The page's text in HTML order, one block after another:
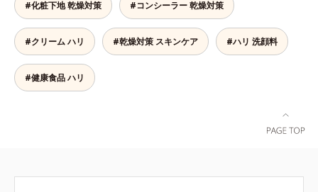
後半：3人、30代前半：1人、30代
後半：4人、40代前半：1人）*3 肌
の乾燥によるくすみ、キメの乱れを
シルヘスペリジン*6 肌にうるおい
とハリを与える植物性保湿成分＝ゲ
予防。朝の“ピーク肌”が長時間続き
ます。UVカット効果と肌をトーン
アップさせる効果(*4)があり、朝の
メイク前のスキンケアにぴったり。
り等 *4 メイクアップ効果による
#化粧下地 乾燥対策 #コンシーラー 乾燥対策
#クリーム ハリ #乾燥対策 スキンケア #ハリ 洗顔料
#健康食品 ハリ